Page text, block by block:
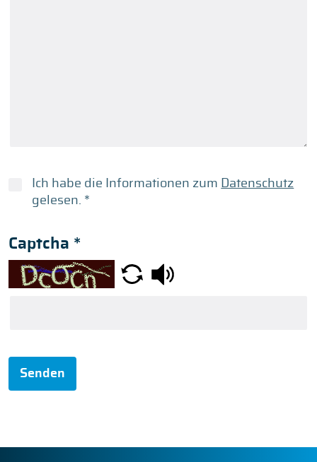
Ich habe die Informationen zum Datenschutz
gelesen. *
Captcha *
Senden